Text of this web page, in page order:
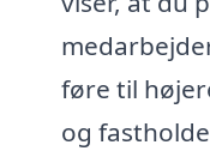
føre til
og